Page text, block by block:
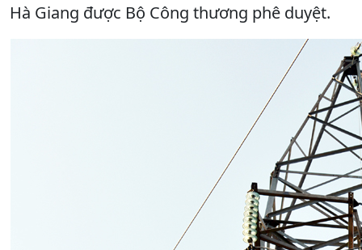
Hà Giang được Bộ Công thương phê duyệt.